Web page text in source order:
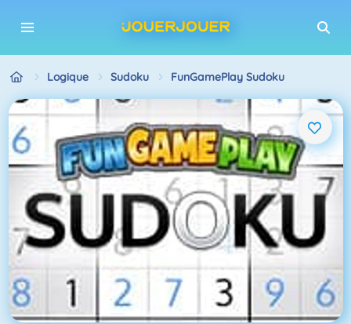
Logique Sudoku FunGamePlay Sudoku